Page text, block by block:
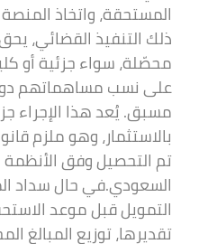
المستحقة، واتخاذ
ذلك التنفيذ القضائي،
محصّلة، سواء جزئية أو
على نسب مساهماتهم
مسبق. يُعد هذا الإجراء
بالاستثمار، وهو ملزم
تم التحصيل وفق الأنظمة
السعودي.في حال سداد
التمويل قبل موعد
تقديرها، توزيع المبالغ